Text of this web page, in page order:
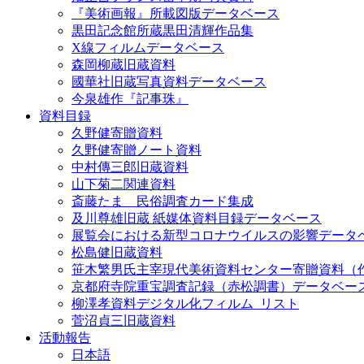
『美術画報』所載図版データベース
黒田記念館所蔵黒田清輝作品集
X線フィルムデータベース
森岡柳蔵旧蔵資料
國華社旧蔵写真資料データベース
今泉雄作『記事珠』
資料目録
久野健寄贈資料
久野健寄贈ノート資料
中村傳三郎旧蔵資料
山下菊二関連資料
斎藤たま 民俗調査カード集成
及川尊雄旧蔵 紙媒体資料目録データベース
展覧会における新型コロナウイルスの影響データ
松島健旧蔵資料
笹木繁男氏主宰現代美術資料センター寄贈資料（
京都府寺院重宝調査記録（赤松調書）データベー
柳澤孝資料デジタル化フィルム_リスト
菅沼貞三旧蔵資料
活動報告
日本語